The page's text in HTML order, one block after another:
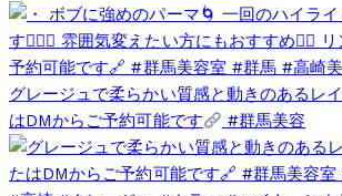
グレージュで柔らかい質感と動きのあるレ
はDMからご予約可能です
#群馬美容